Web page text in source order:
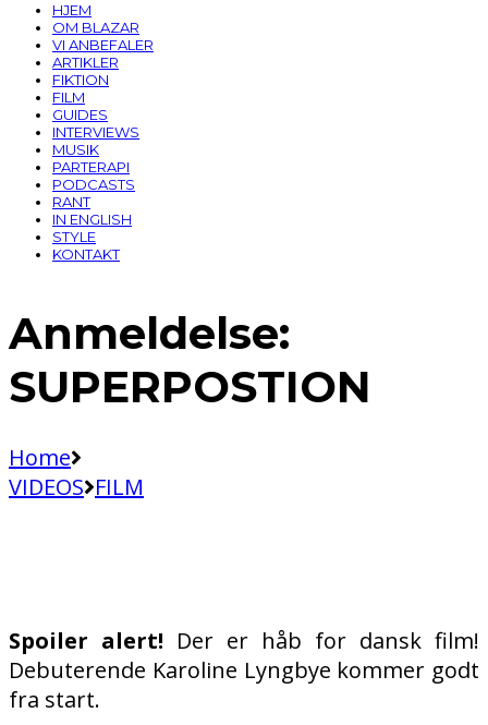
HJEM
OM BLAZAR
VI ANBEFALER
ARTIKLER
FIKTION
FILM
GUIDES
INTERVIEWS
MUSIK
PARTERAPI
PODCASTS
RANT
IN ENGLISH
STYLE
KONTAKT
Anmeldelse:
SUPERPOSTION
Home
VIDEOS FILM
Spoiler alert! Der er håb for dansk film!
Debuterende Karoline Lyngbye kommer godt
fra start.